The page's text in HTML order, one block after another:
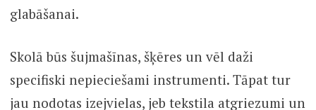
glabāšanai.
Skolā būs šujmašīnas, šķēres un vēl daži
specifiski nepieciešami instrumenti. Tāpat tur
jau nodotas izejvielas, jeb tekstila atgriezumi un